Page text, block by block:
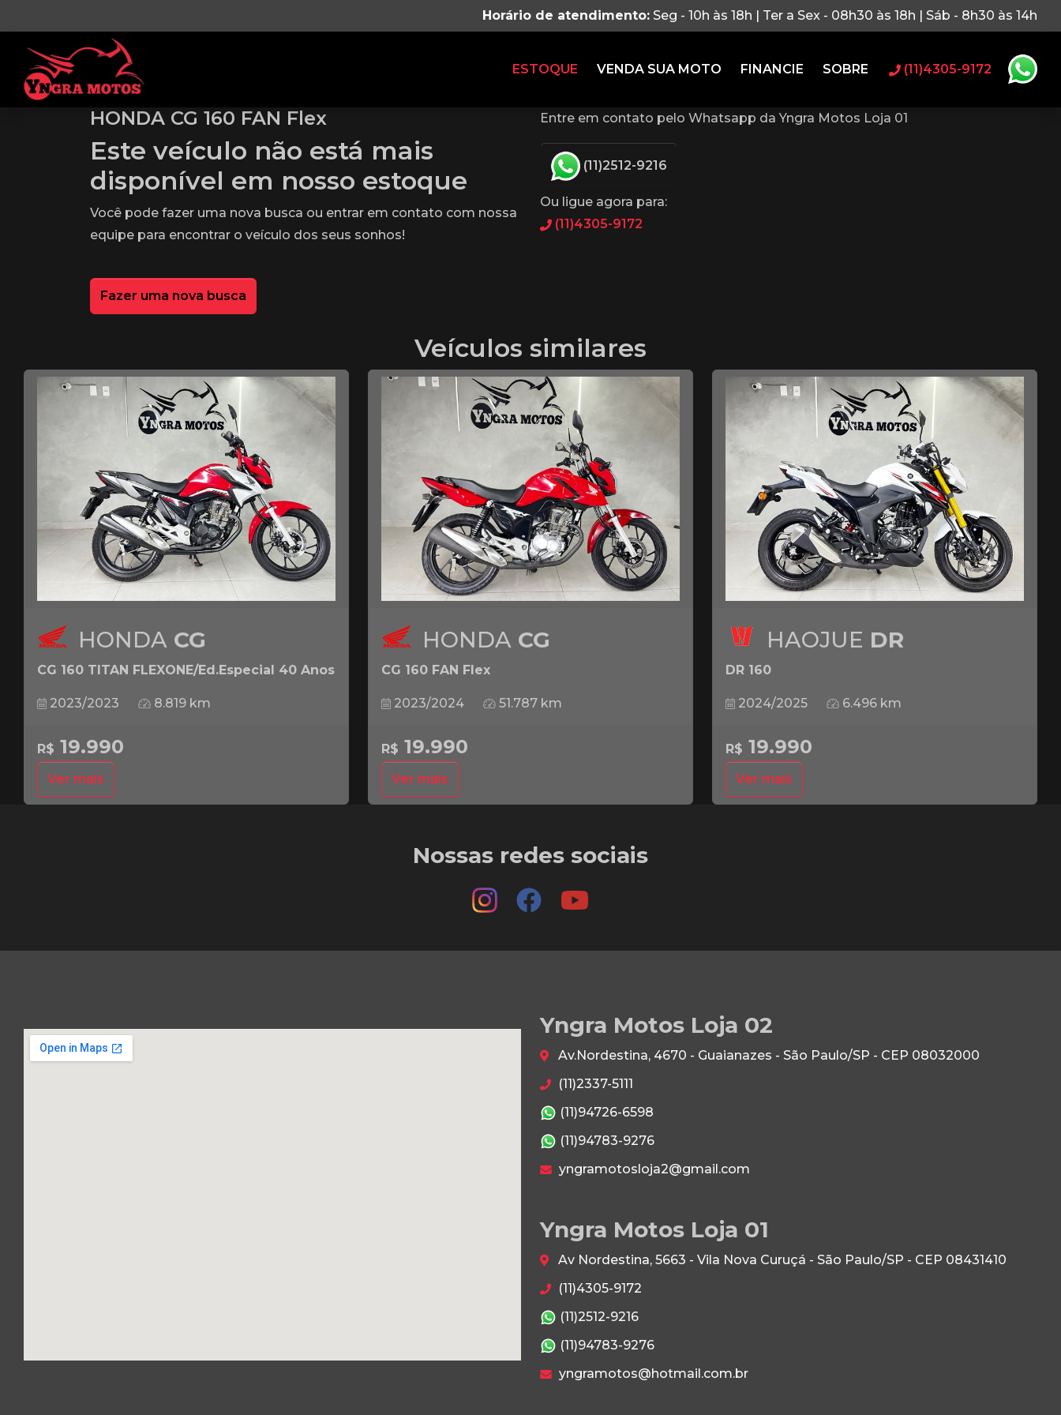
Horário de atendimento: Seg - 10h às 18h | Ter a Sex - 08h30 às 18h | Sáb - 8h30 às 14h
ESTOQUE VENDA SUA MOTO FINANCIE SOBRE (11)4305-9172
HONDA CG 160 FAN Flex
Este veículo não está mais
disponível em nosso estoque
Você pode fazer uma nova busca ou entrar em contato com nossa
equipe para encontrar o veículo dos seus sonhos!
Fazer uma nova busca
Entre em contato pelo Whatsapp da Yngra Motos Loja 01
(11)2512-9216
Ou ligue agora para:
(11)4305-9172
Veículos similares
HONDA CG
CG 160 TITAN FLEXONE/Ed.Especial 40 Anos
2023/2023 8.819 km
R$ 19.990
Ver mais
HONDA CG
CG 160 FAN Flex
2023/2024 51.787 km
R$ 19.990
Ver mais
HAOJUE DR
DR 160
2024/2025 6.496 km
R$ 19.990
Ver mais
Nossas redes sociais
Yngra Motos Loja 02
Av.Nordestina, 4670 - Guaianazes - São Paulo/SP - CEP 08032000
(11)2337-5111
(11)94726-6598
(11)94783-9276
yngramotosloja2@gmail.com
Yngra Motos Loja 01
Av Nordestina, 5663 - Vila Nova Curuçá - São Paulo/SP - CEP 08431410
(11)4305-9172
(11)2512-9216
(11)94783-9276
yngramotos@hotmail.com.br